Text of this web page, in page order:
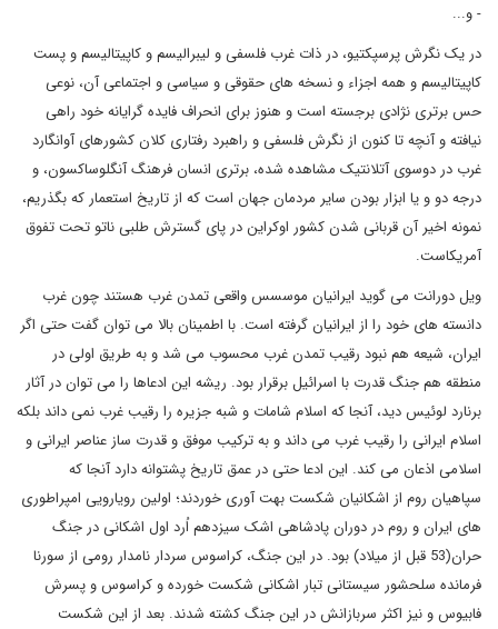
- و...
در یک نگرش پرسپکتیو، در ذات غرب فلسفی و لیبرالیسم و کاپیتالیسم و پست
کاپیتالیسم و همه اجزاء و نسخه های حقوقی و سیاسی و اجتماعی آن، نوعی
حس برتری نژادی برجسته است و هنوز برای انحراف فایده گرایانه خود راهی
نیافته و آنچه تا کنون از نگرش فلسفی و راهبرد رفتاری کلان کشورهای آوانگارد
غرب در دوسوی آتلانتیک مشاهده شده، برتری انسان فرهنگ آنگلوساکسون، و
درجه دو و یا ابزار بودن سایر مردمان جهان است که از تاریخ استعمار که بگذریم،
نمونه اخیر آن قربانی شدن کشور اوکراین در پای گسترش طلبی ناتو تحت تفوق
آمریکاست.
ویل دورانت می گوید ایرانیان موسسس واقعی تمدن غرب هستند چون غرب
دانسته های خود را از ایرانیان گرفته است. با اطمینان بالا می توان گفت حتی اگر
ایران، شیعه هم نبود رقیب تمدن غرب محسوب می شد و به طریق اولی در
منطقه هم جنگ قدرت با اسرائیل برقرار بود. ریشه این ادعاها را می توان در آثار
برنارد لوئیس دید، آنجا که اسلام شامات و شبه جزیره را رقیب غرب نمی داند بلکه
اسلام ایرانی را رقیب غرب می داند و به ترکیب موفق و قدرت ساز عناصر ایرانی و
اسلامی اذعان می کند. این ادعا حتی در عمق تاریخ پشتوانه دارد آنجا که
سپاهیان روم از اشکانیان شکست بهت آوری خوردند؛ اولین رویارویی امپراطوری
های ایران و روم در دوران پادشاهی اشک سیزدهم اُرد اول اشکانی در جنگ
حران(53 قبل از میلاد) بود. در این جنگ، کراسوس سردار نامدار رومی از سورنا
فرمانده سلحشور سیستانی تبار اشکانی شکست خورده و کراسوس و پسرش
فابیوس و نیز اکثر سربازانش در این جنگ کشته شدند. بعد از این شکست